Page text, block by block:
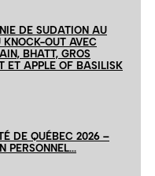
DE SUDATION AU
KNOCK-OUT AVEC
BHATT, GROS
ET APPLE OF BASILISK
DE QUÉBEC 2026 –
PERSONNEL…